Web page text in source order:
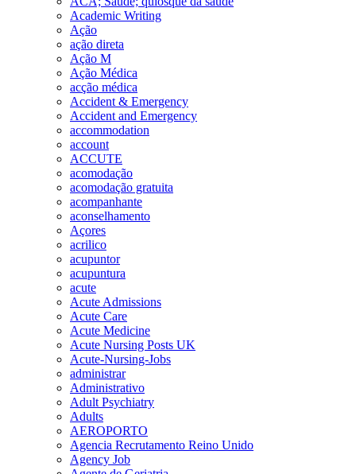
Academic Writing
Ação
ação direta
Ação M
Ação Médica
acção médica
Accident & Emergency
Accident and Emergency
accommodation
account
ACCUTE
acomodação
acomodação gratuita
acompanhante
aconselhamento
Açores
acrilico
acupuntor
acupuntura
acute
Acute Admissions
Acute Care
Acute Medicine
Acute Nursing Posts UK
Acute-Nursing-Jobs
administrar
Administrativo
Adult Psychiatry
Adults
AEROPORTO
Agencia Recrutamento Reino Unido
Agency Job